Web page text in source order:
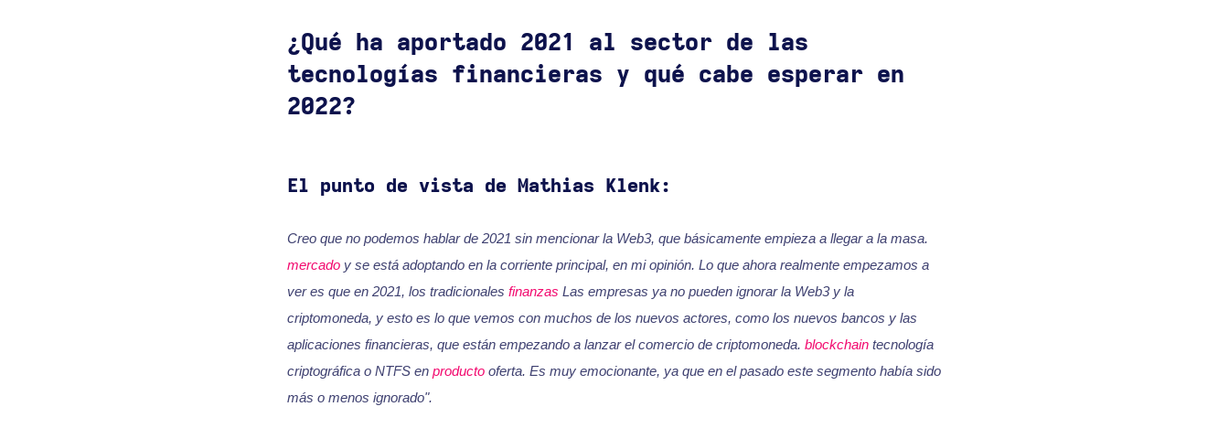
¿Qué ha aportado 2021 al sector de las
tecnologías financieras y qué cabe esperar en
2022?
El punto de vista de Mathias Klenk:
Creo que no podemos hablar de 2021 sin mencionar la Web3, que básicamente empieza a llegar a la masa.
mercadoy se está adoptando en la corriente principal, en mi opinión. Lo que ahora realmente empezamos a
ver es que en 2021, los tradicionales finanzas Las empresas ya no pueden ignorar la Web3 y la
criptomoneda, y esto es lo que vemos con muchos de los nuevos actores, como los nuevos bancos y las
aplicaciones financieras, que están empezando a lanzar el comercio de criptomoneda. blockchaintecnología
criptográfica o NTFS en productooferta. Es muy emocionante, ya que en el pasado este segmento había sido
más o menos ignorado".